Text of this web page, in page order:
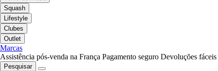
Squash
Lifestyle
Clubes
Outlet
Marcas
Assistência pós-venda na França Pagamento seguro Devoluções fáceis
Pesquisar